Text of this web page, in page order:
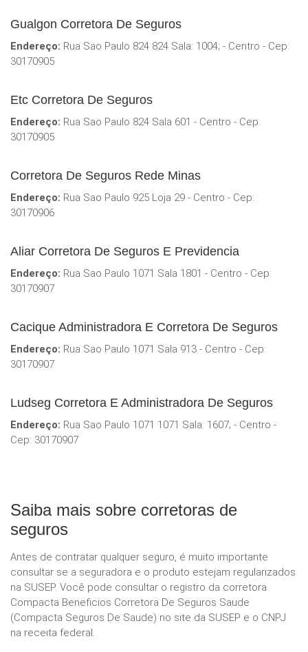
Gualgon Corretora De Seguros
Endereço: Rua Sao Paulo 824 824 Sala: 1004; - Centro - Cep:
30170905
Etc Corretora De Seguros
Endereço: Rua Sao Paulo 824 Sala 601 - Centro - Cep:
30170905
Corretora De Seguros Rede Minas
Endereço: Rua Sao Paulo 925 Loja 29 - Centro - Cep:
30170906
Aliar Corretora De Seguros E Previdencia
Endereço: Rua Sao Paulo 1071 Sala 1801 - Centro - Cep:
30170907
Cacique Administradora E Corretora De Seguros
Endereço: Rua Sao Paulo 1071 Sala 913 - Centro - Cep:
30170907
Ludseg Corretora E Administradora De Seguros
Endereço: Rua Sao Paulo 1071 1071 Sala: 1607; - Centro -
Cep: 30170907
Saiba mais sobre corretoras de
seguros
Antes de contratar qualquer seguro, é muito importante
consultar se a seguradora e o produto estejam regularizados
na SUSEP. Você pode consultar o registro da corretora
Compacta Beneficios Corretora De Seguros Saude
(Compacta Seguros De Saude) no site da SUSEP e o CNPJ
na receita federal.